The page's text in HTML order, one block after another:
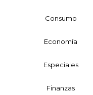
Consumo
Economía
Especiales
Finanzas